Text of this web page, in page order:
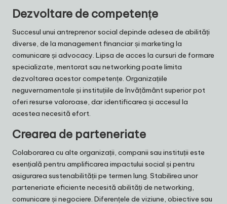
Dezvoltare de competențe
Succesul unui antreprenor social depinde adesea de abilități
diverse, de la management financiar și marketing la
comunicare și advocacy. Lipsa de acces la cursuri de formare
specializate, mentorat sau networking poate limita
dezvoltarea acestor competențe. Organizațiile
neguvernamentale și instituțiile de învățământ superior pot
oferi resurse valoroase, dar identificarea și accesul la
acestea necesită efort.
Crearea de parteneriate
Colaborarea cu alte organizații, companii sau instituții este
esențială pentru amplificarea impactului social și pentru
asigurarea sustenabilității pe termen lung. Stabilirea unor
parteneriate eficiente necesită abilități de networking,
comunicare și negociere. Diferențele de viziune, obiective sau